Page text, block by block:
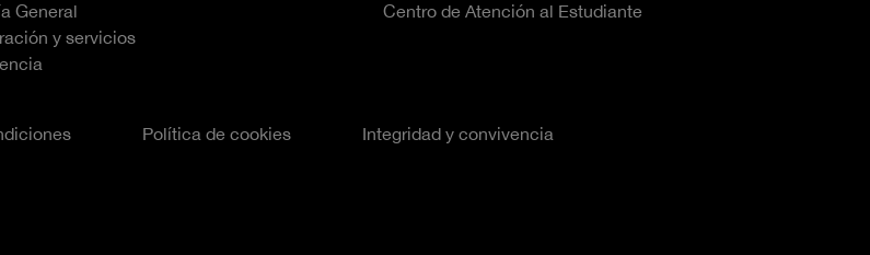
General
y servicios
Centro de Atención al Estudiante
Política de cookies Integridad y convivencia